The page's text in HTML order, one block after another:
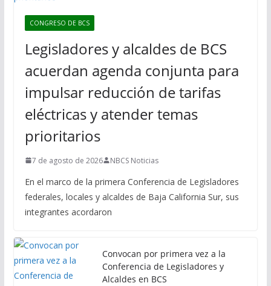
CONGRESO DE BCS
Legisladores y alcaldes de BCS
acuerdan agenda conjunta para
impulsar reducción de tarifas
eléctricas y atender temas
prioritarios
7 de agosto de 2026 NBCS Noticias
En el marco de la primera Conferencia de Legisladores
federales, locales y alcaldes de Baja California Sur, sus
integrantes acordaron
Convocan por primera vez a la
Conferencia de Legisladores y
Alcaldes en BCS